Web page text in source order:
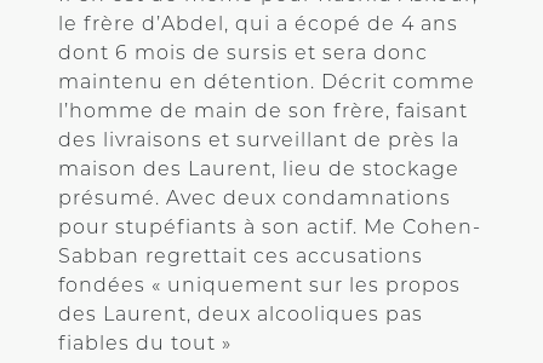
le frère d’Abdel, qui a écopé de 4 ans
dont 6 mois de sursis et sera donc
maintenu en détention. Décrit comme
l’homme de main de son frère, faisant
des livraisons et surveillant de près la
maison des Laurent, lieu de stockage
présumé. Avec deux condamnations
pour stupéfiants à son actif. Me Cohen-
Sabban regrettait ces accusations
fondées « uniquement sur les propos
des Laurent, deux alcooliques pas
fiables du tout »